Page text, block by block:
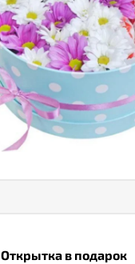
Открытка в подарок